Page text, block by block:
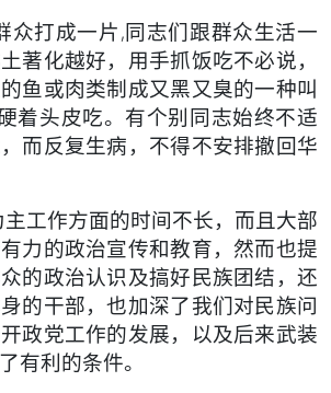
打成一片,同志们跟群众生活一
著化越好，用手抓饭吃不必说，
鱼或肉类制成又黑又臭的一种叫
着头皮吃。有个别同志始终不适
而反复生病，不得不安排撤回华
工作方面的时间不长，而且大部
力的政治宣传和教育，然而也提
的政治认识及搞好民族团结，还
的干部，也加深了我们对民族问
政党工作的发展，以及后来武装
有利的条件。